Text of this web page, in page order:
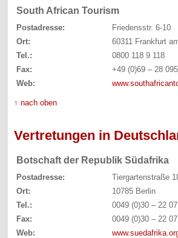
South African Tourism
Postadresse:
Friedensstr. 6-10
Ort:
60311 Frankfurt
Tel.:
0800 118 9 118
Fax:
+49 (0)69 – 28
Web:
↑ nach oben
Vertretungen in
Botschaft der Republik Südafrika
Postadresse:
Tiergartenstraße
Ort:
10785 Berlin
Tel.:
0049 (0)30 – 22
Fax:
0049 (0)30 – 22
Web: